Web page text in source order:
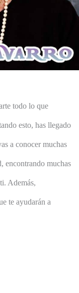
todo lo que
esto, has llegado
a conocer muchas
encontrando muchas
Además,
te ayudarán a